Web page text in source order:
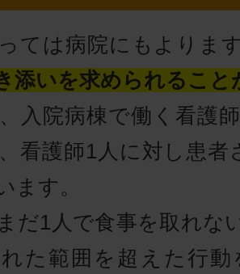
ては病院にもよりま
添いを求められること
入院病棟で働く看護
看護師1人に対し患
ます。
だ1人で食事を取れな
た範囲を超えた行